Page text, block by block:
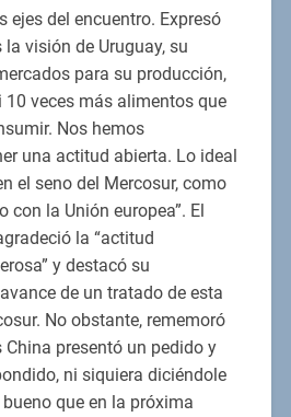
ejes del encuentro. Expresó
visión de Uruguay, su
para su producción,
10 veces más alimentos que
Nos hemos
una actitud abierta. Lo ideal
el seno del Mercosur, como
con la Unión europea”. El
la “actitud
y destacó su
de un tratado de esta
No obstante, rememoró
China presentó un pedido y
ni siquiera diciéndole
bueno que en la próxima